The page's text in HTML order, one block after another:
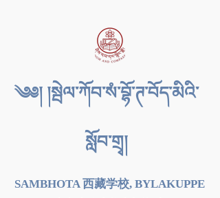
༄༅། །སྦེལ་ཀོབ་སཾ་བྷོ་ཊ་བོད་མིའི་
སློབ་གྲྭ།
SAMBHOTA 西藏学校, BYLAKUPPE